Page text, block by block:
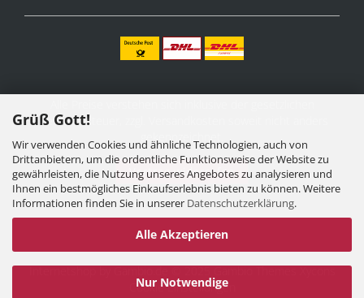
Grüß Gott!
Wir verwenden Cookies und ähnliche Technologien, auch von
Drittanbietern, um die ordentliche Funktionsweise der Website zu
gewährleisten, die Nutzung unseres Angebotes zu analysieren und
Ihnen ein bestmögliches Einkaufserlebnis bieten zu können. Weitere
Informationen finden Sie in unserer Datenschutzerklärung.
Alle Akzeptieren
Nur Notwendige
Mehrwertsteuer, zzgl.
gekennzeichnet.
Vertrag widerrufen
Internetshopby Gambio.de © 2025 Gambio ThemesXycons
Cookie Einstellungen